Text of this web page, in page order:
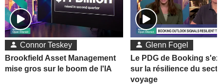
Connor Teskey
Brookfield Asset Management
mise gros sur le boom de l'IA
Glenn Fogel
Le PDG de Booking
sur la résilience du
voyage